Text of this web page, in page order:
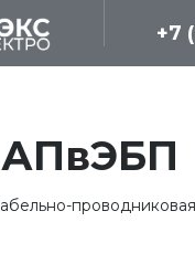
+7
АПвЭБП